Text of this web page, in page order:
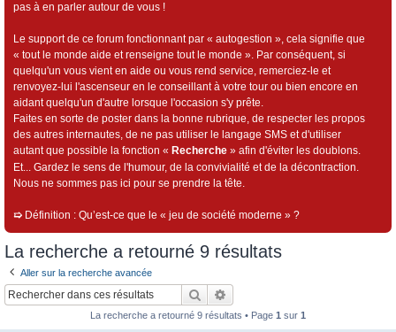
pas à en parler autour de vous !
Le support de ce forum fonctionnant par « autogestion », cela signifie que
« tout le monde aide et renseigne tout le monde ». Par conséquent, si
quelqu'un vous vient en aide ou vous rend service, remerciez-le et
renvoyez-lui l'ascenseur en le conseillant à votre tour ou bien encore en
aidant quelqu'un d'autre lorsque l'occasion s'y prête.
Faites en sorte de poster dans la bonne rubrique, de respecter les propos
des autres internautes, de ne pas utiliser le langage SMS et d'utiliser
autant que possible la fonction « Recherche » afin d'éviter les doublons.
Et... Gardez le sens de l'humour, de la convivialité et de la décontraction.
Nous ne sommes pas ici pour se prendre la tête.
➯ Définition : Qu’est-ce que le « jeu de société moderne » ?
La recherche a retourné 9 résultats
Aller sur la recherche avancée
Rechercher
La recherche a retourné 9 résultats • Page 1 sur 1